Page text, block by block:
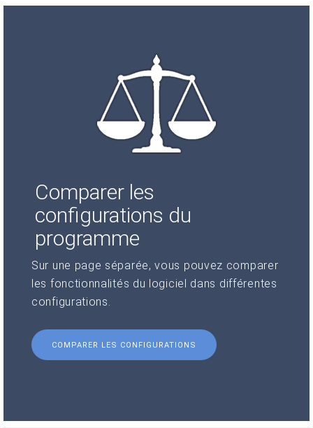
Comparer les
configurations du
programme
Sur une page séparée, vous pouvez comparer
les fonctionnalités du logiciel dans différentes
configurations.
COMPARER LES CONFIGURATIONS